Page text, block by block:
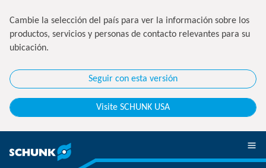
Cambie la selección del país para ver la información sobre los
productos, servicios y personas de contacto relevantes para su
ubicación.
Seguir con esta versión
Visite SCHUNK USA